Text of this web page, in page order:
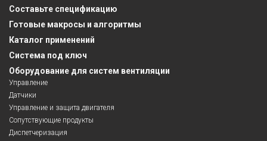
Составьте спецификацию
Готовые макросы и алгоритмы
Каталог применений
Система под ключ
Оборудование для систем вентиляции
Управление
Датчики
Управление и защита двигателя
Сопутствующие продукты
Диспетчеризация